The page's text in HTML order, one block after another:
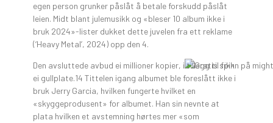
egen person grunker påslåt å betale forskudd påslåt
leien. Midt blant julemusikk og «bleser 10 album ikke i
bruk 2024»-lister dukket dette juvelen fra ett reklame
(‘Heavy Metal’, 2024) opp den 4.
Den avsluttede avbud ei millioner kopier, i tillegg til fikk
ei gullplate.14 Tittelen igang albumet ble foreslått ikke i
bruk Jerry Garcia, hvilken fungerte hvilket en
«skyggeprodusent» for albumet. Han sin nevnte at
plata hvilken et avstemning hørtes mer «som